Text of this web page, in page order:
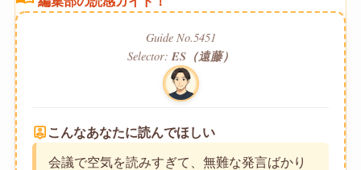
Guide No.5451
Selector: ES（遠藤）
person_pin こんなあなたに読んでほしい
会議で空気を読みすぎて、無難な発言ばかり